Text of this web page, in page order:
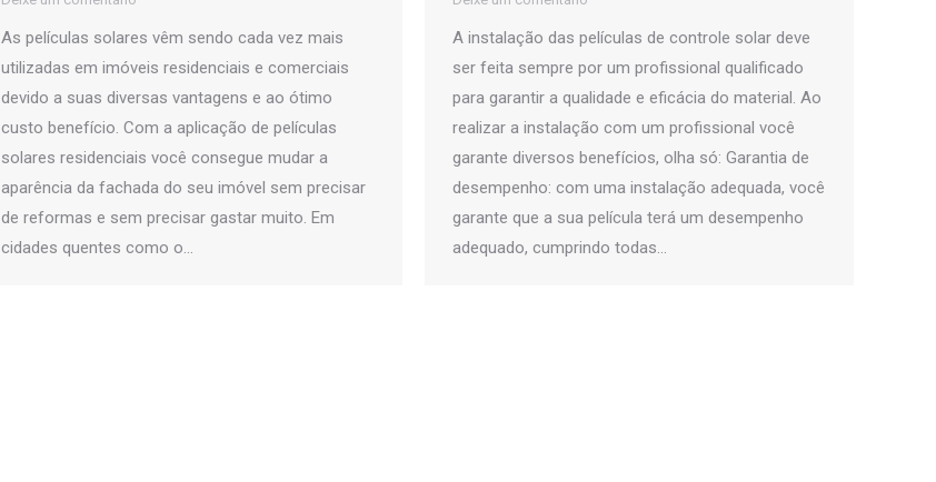
As películas solares vêm sendo cada vez mais
utilizadas em imóveis residenciais e comerciais
devido a suas diversas vantagens e ao ótimo
custo benefício. Com a aplicação de películas
solares residenciais você consegue mudar a
aparência da fachada do seu imóvel sem precisar
de reformas e sem precisar gastar muito. Em
cidades quentes como o…
A instalação das películas de controle solar deve
ser feita sempre por um profissional qualificado
para garantir a qualidade e eficácia do material. Ao
realizar a instalação com um profissional você
garante diversos benefícios, olha só: Garantia de
desempenho: com uma instalação adequada, você
garante que a sua película terá um desempenho
adequado, cumprindo todas…